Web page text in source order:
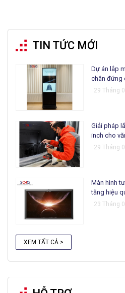
TIN TỨC MỚI
Dự án lắp
chân đứng
29 Tháng
Giải pháp
inch cho
29 Tháng
Màn hình
tăng hiệu
23 Tháng
XEM TẤT CẢ >